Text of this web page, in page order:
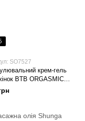
SO7527
крем-гель
BTB ORGASMIC
мл)